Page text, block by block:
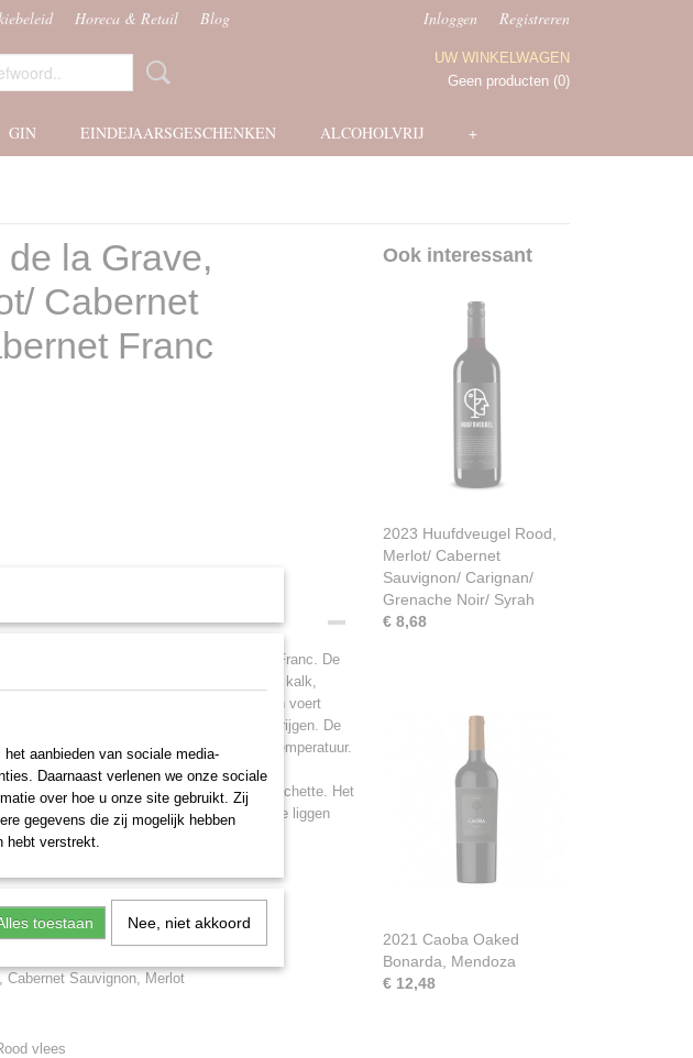
Horeca & Retail Blog Inloggen Registreren
UW WINKELWAGEN
Geen producten (0)
GIN EINDEJAARSGESCHENKEN ALCOHOLVRIJ +
la Grave,
Cabernet
Franc
Cabernet Sauvignon en 15% Cabernet Franc. De
oud en aangeplant op een ondergrond van kalk,
worden volledig met de hand geplukt. Men voert
uit om zo een maximale kleurextractie te krijgen. De
weken onder constante controle van de temperatuur.
uitstekende wijn heeft reeds
meerdere keren vermeld in de Guide Hachette. Het
terroirgeuren. Door 1 jaar op eiken vaten te liggen
een harmonieus evenwicht.
Sauvignon, Merlot
vlees
Ook interessant
2023 Huufdveugel Rood,
Merlot/ Cabernet
Sauvignon/ Carignan/
Grenache Noir/ Syrah
€ 8,68
2021 Caoba Oaked
Bonarda, Mendoza
€ 12,48
aanbieden van sociale media-
Daarnaast verlenen we onze sociale
over hoe u onze site gebruikt. Zij
gegevens die zij mogelijk hebben
hebt verstrekt.
toestaan Nee, niet akkoord